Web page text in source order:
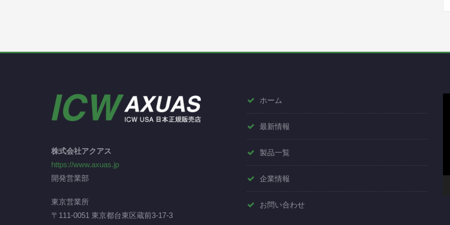
株式会社アクアス
https://www.axuas.jp
開発営業部
東京営業所
〒111-0051 東京都台東区蔵前3-17-3
ホーム
最新情報
製品一覧
企業情報
お問い合わせ